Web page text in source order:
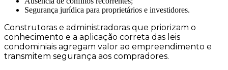
Segurança jurídica para proprietários e investidores.
Construtoras e administradoras que priorizam o
conhecimento e a aplicação correta das leis
condominiais agregam valor ao empreendimento e
transmitem segurança aos compradores.